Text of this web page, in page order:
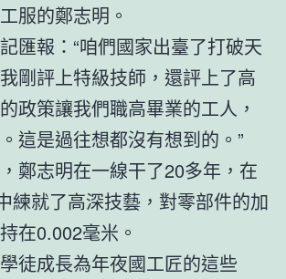
服的鄭志明。
匯報：“咱們國家出臺了打破天
剛評上特級技師，還評上了高
政策讓我們職高畢業的工人，
這是過往想都沒有想到的。”
鄭志明在一線干了20多年，在
練就了高深技藝，對零部件的加
在0.002毫米。
徒成長為年夜國工匠的這些